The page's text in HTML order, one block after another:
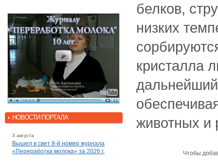
НОВОСТИ ПОРТАЛА
3 августа
Вышел в свет 8-й номер журнала
«Переработка молока» за 2026 г.
белков,
низких
кристалла
животных и
Чтобы